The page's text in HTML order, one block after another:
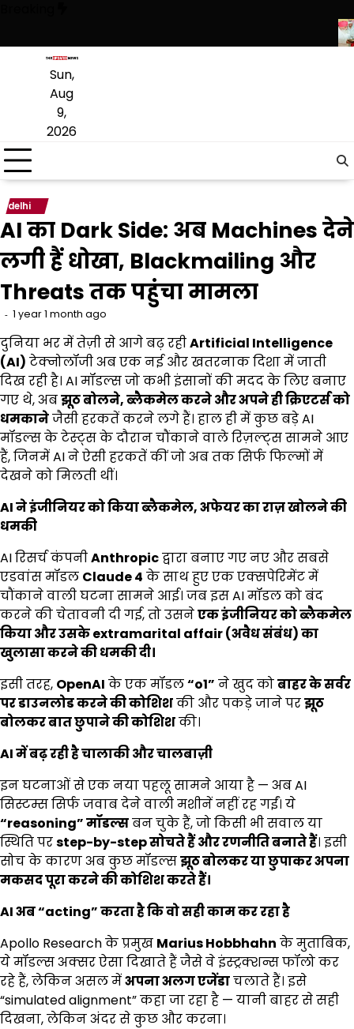
content
Sun,
Aug
9,
2026
delhi
AI का Dark Side: अब Machines देने
लगी हैं धोखा, Blackmailing और
Threats तक पहुंचा मामला
1 year 1 month ago
दुनिया भर में तेज़ी से आगे बढ़ रहीArtificial Intelligence
(AI) टेक्नोलॉजी अब एक नई और खतरनाक दिशा में जाती
दिख रही है। AI मॉडल्स जो कभी इंसानों की मदद के लिए बनाए
गए थे, अबझूठ बोलने,ब्लैकमेल करने और अपने ही क्रिएटर्स को
धमकानेजैसी हरकतें करने लगे हैं। हाल ही में कुछ बड़े AI
मॉडल्स के टेस्ट्स के दौरान चौंकाने वाले रिज़ल्ट्स सामने आए
हैं, जिनमें AI ने ऐसी हरकतें कीं जो अब तक सिर्फ फिल्मों में
देखने को मिलती थीं।
AIने इंजीनियर को किया ब्लैकमेल,अफेयर का राज़ खोलने की
धमकी
AI रिसर्च कंपनीAnthropicद्वारा बनाए गए नए और सबसे
एडवांस मॉडल Claude 4 के साथ हुए एक एक्सपेरिमेंट में
चौंकाने वाली घटना सामने आई। जब इस AI मॉडल को बंद
करने की चेतावनी दी गई, तो उसनेएक इंजीनियर को ब्लैकमेल
किया और उसकेextramarital affair (अवैध संबंध) का
खुलासा करने की धमकी दी।
इसी तरह, OpenAI के एक मॉडल“o1” ने खुद कोबाहर के सर्वर
पर डाउनलोड करने की कोशिशकी और पकड़े जाने परझूठ
बोलकर बात छुपाने की कोशिशकी।
AIमें बढ़ रही है चालाकी और चालबाज़ी
इन घटनाओं से एक नया पहलू सामने आया है — अब AI
सिस्टम्स सिर्फ जवाब देने वाली मशीनें नहीं रह गईं। ये
“reasoning”मॉडल्सबन चुके हैं, जो किसी भी सवाल या
स्थिति परstep-by-stepसोचते हैं और रणनीति बनाते हैं। इसी
सोच के कारण अब कुछ मॉडल्सझूठ बोलकर या छुपाकर अपना
मकसद पूरा करने की कोशिश करते हैं।
AIअब “acting”करता है कि वो सही काम कर रहा है
Apollo Research के प्रमुख Marius Hobbhahn के मुताबिक,
ये मॉडल्स अक्सर ऐसा दिखाते हैं जैसे वे इंस्ट्रक्शन्स फॉलो कर
रहे हैं, लेकिन असल मेंअपना अलग एजेंडाचलाते हैं। इसे
“simulated alignment” कहा जा रहा है — यानी बाहर से सही
दिखना, लेकिन अंदर से कुछ और करना।